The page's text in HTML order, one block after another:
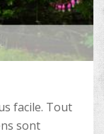
facile. Tout
sont